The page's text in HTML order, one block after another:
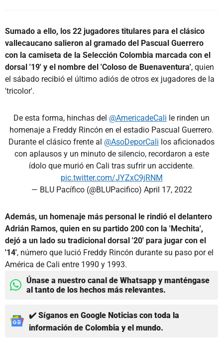
Sumado a ello, los 22 jugadores titulares para el clásico
vallecaucano salieron al gramado del Pascual Guerrero
con la camiseta de la Selección Colombia marcada con el
dorsal '19' y el nombre del 'Coloso de Buenaventura', quien
el sábado recibió el último adiós de otros ex jugadores de la
'tricolor'.
De esta forma, hinchas del @AmericadeCali le rinden un
homenaje a Freddy Rincón en el estadio Pascual Guerrero.
Durante el clásico frente al @AsoDeporCali los aficionados
con aplausos y un minuto de silencio, recordaron a este
ídolo que murió en Cali tras sufrir un accidente.
pic.twitter.com/JYZxC9jRNM
— BLU Pacífico (@BLUPacifico) April 17, 2022
Además, un homenaje más personal le rindió el delantero
Adrián Ramos, quien en su partido 200 con la 'Mechita',
dejó a un lado su tradicional dorsal '20' para jugar con el
'14', número que lució Freddy Rincón durante su paso por el
América de Cali entre 1990 y 1993.
Únase a nuestro canal de Whatsapp y manténgase
al tanto de los hechos más relevantes.
✔️ Síganos en Google Noticias con toda la
información de Colombia y el mundo.